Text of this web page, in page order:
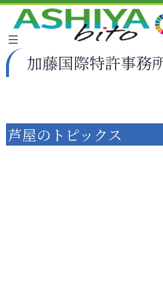
加藤国際特許事務
芦屋のトピックス